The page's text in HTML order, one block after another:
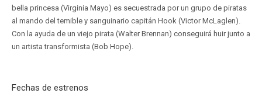
bella princesa (Virginia Mayo) es secuestrada por un grupo de piratas
al mando del temible y sanguinario capitán Hook (Victor McLaglen).
Con la ayuda de un viejo pirata (Walter Brennan) conseguirá huir junto a
un artista transformista (Bob Hope).
Fechas de estrenos